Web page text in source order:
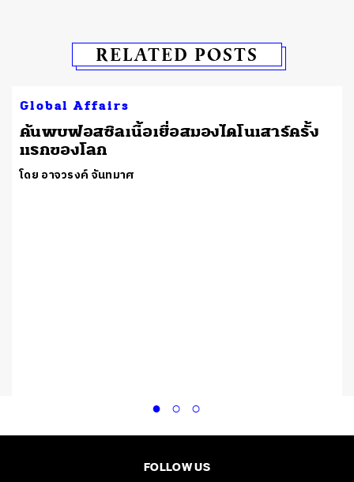
RELATED POSTS
Global Affairs
ค้นพบฟอสซิลเนื้อเยื่อสมองไดโนเสาร์ครั้ง
แรกของโลก
โดย อาจวรงค์ จันทมาศ
FOLLOW US